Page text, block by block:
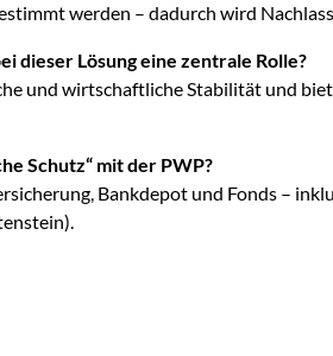
werden – dadurch wird
dieser Lösung eine zentrale Rolle?
und wirtschaftliche Stabilität und
Schutz“ mit der PWP?
Bankdepot und Fonds –